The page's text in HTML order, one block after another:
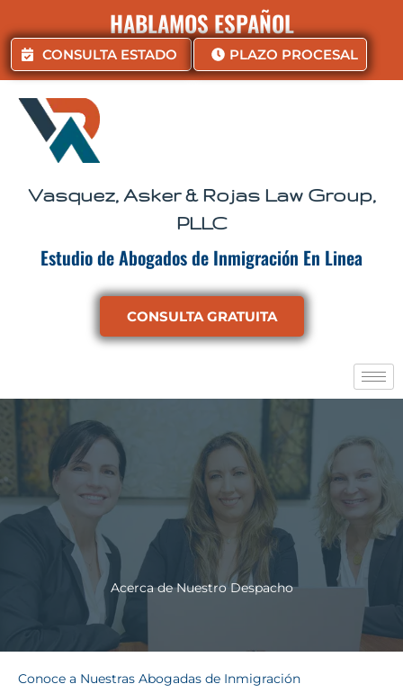
contenido
HABLAMOS ESPAÑOL
CONSULTA ESTADO PLAZO PROCESAL
Vasquez, Asker & Rojas Law Group,
PLLC
Estudio de Abogados de Inmigración En Linea
CONSULTA GRATUITA
Acerca de Nuestro Despacho
Conoce a Nuestras Abogadas de Inmigración